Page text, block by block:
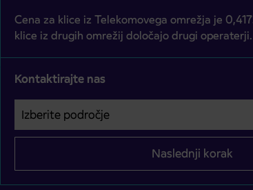
Cena za klice iz Telekomovega omrežja je
klice iz drugih omrežij določajo drugi operaterji.
Kontaktirajte nas
Izberite področje
Področje je obvezno izbrati.
Naslednji korak